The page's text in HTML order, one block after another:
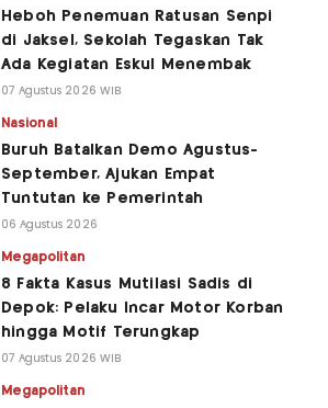
Heboh Penemuan Ratusan Senpi
di Jaksel, Sekolah Tegaskan Tak
Ada Kegiatan Eskul Menembak
07 Agustus 2026 WIB
Nasional
Buruh Batalkan Demo Agustus-
September, Ajukan Empat
Tuntutan ke Pemerintah
06 Agustus 2026
Megapolitan
8 Fakta Kasus Mutilasi Sadis di
Depok: Pelaku Incar Motor Korban
hingga Motif Terungkap
07 Agustus 2026 WIB
Megapolitan